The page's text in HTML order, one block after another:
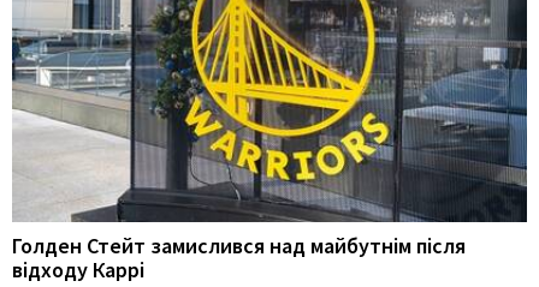
Голден Стейт замислився над майбутнім після
відходу Каррі